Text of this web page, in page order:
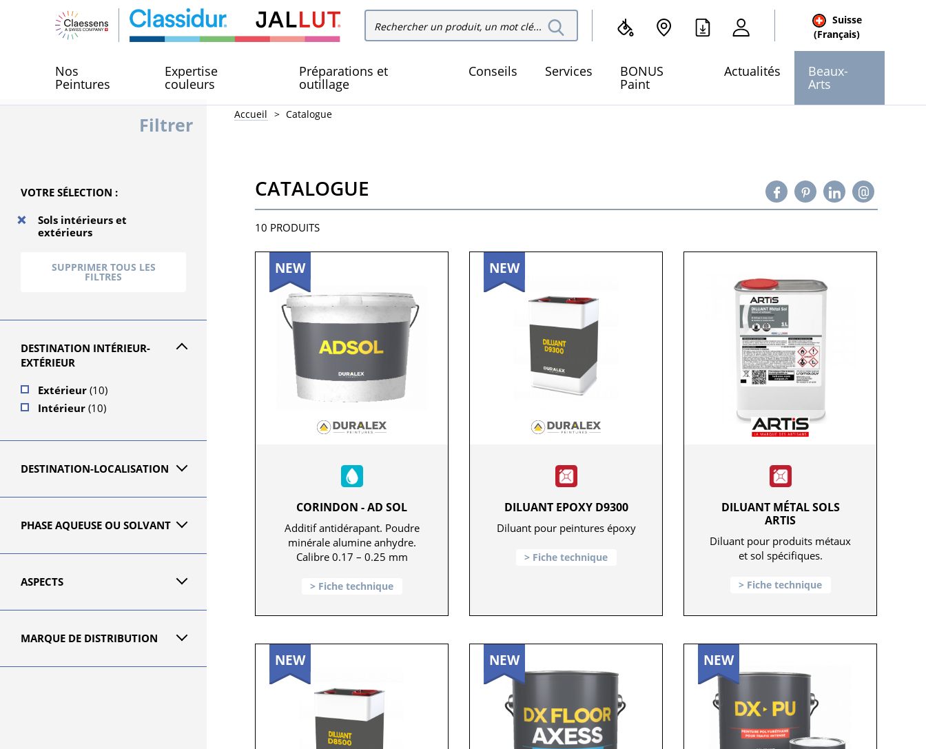
Rechercher dans le site
Rechercher
dans le site
Suisse
(Français)
Nos
Peintures
Expertise
couleurs
Préparations et
outillage
Conseils Services BONUS
Paint
Actualités Beaux-
Arts
Filtrer
VOTRE SÉLECTION :
Sols intérieurs et
extérieurs
SUPPRIMER TOUS LES
FILTRES
DESTINATION INTÉRIEUR-
EXTÉRIEUR
Extérieur (10)
Intérieur (10)
DESTINATION-LOCALISATION
PHASE AQUEUSE OU SOLVANT
ASPECTS
MARQUE DE DISTRIBUTION
Accueil Catalogue
CATALOGUE
10 PRODUITS
NEW
CORINDON - AD SOL
Additif antidérapant. Poudre
minérale alumine anhydre.
Calibre 0.17 – 0.25 mm
Fiche technique
NEW
DILUANT EPOXY D9300
Diluant pour peintures époxy
Fiche technique
DILUANT MÉTAL SOLS
ARTIS
Diluant pour produits métaux
et sol spécifiques.
Fiche technique
NEW NEW NEW